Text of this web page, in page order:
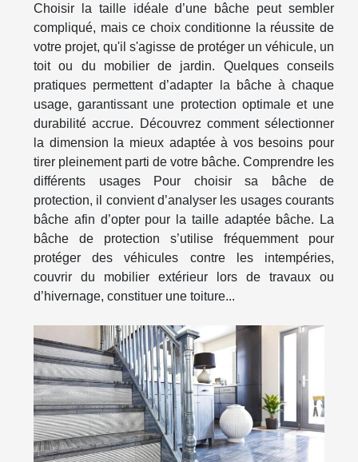
Choisir la taille idéale d’une bâche peut sembler
compliqué, mais ce choix conditionne la réussite de
votre projet, qu'il s'agisse de protéger un véhicule, un
toit ou du mobilier de jardin. Quelques conseils
pratiques permettent d’adapter la bâche à chaque
usage, garantissant une protection optimale et une
durabilité accrue. Découvrez comment sélectionner
la dimension la mieux adaptée à vos besoins pour
tirer pleinement parti de votre bâche. Comprendre les
différents usages Pour choisir sa bâche de
protection, il convient d’analyser les usages courants
bâche afin d’opter pour la taille adaptée bâche. La
bâche de protection s’utilise fréquemment pour
protéger des véhicules contre les intempéries,
couvrir du mobilier extérieur lors de travaux ou
d’hivernage, constituer une toiture...